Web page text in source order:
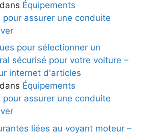
dans Équipements
assurer une conduite
pour sélectionner un
sécurisé pour votre voiture –
internet d'articles
dans Équipements
assurer une conduite
liées au voyant moteur –